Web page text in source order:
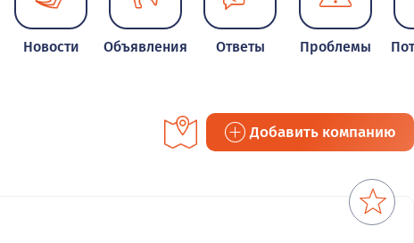
Новости Объявления Ответы Проблемы
Добавить компанию